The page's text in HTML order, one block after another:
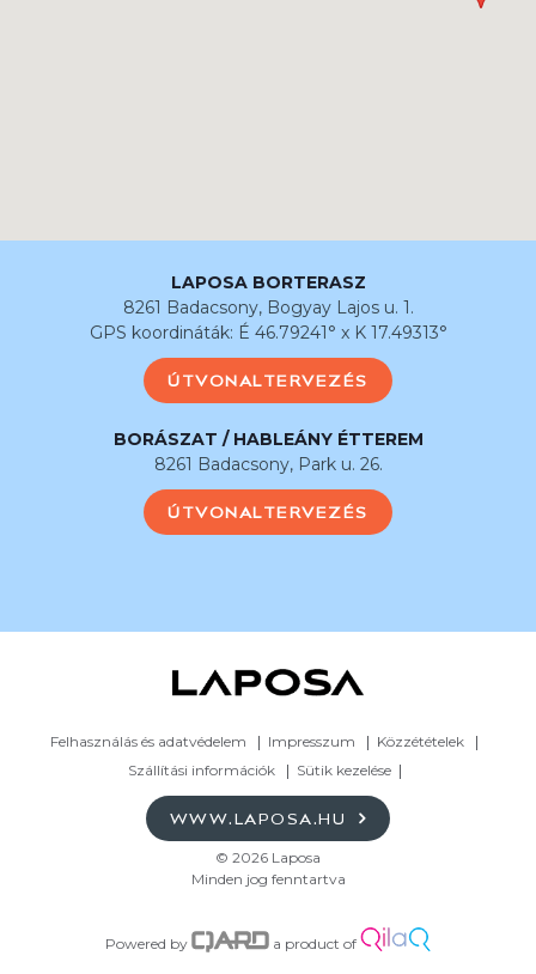
LAPOSA BORTERASZ
8261 Badacsony, Bogyay Lajos u. 1.
GPS koordináták: É 46.79241° x K 17.49313°
ÚTVONALTERVEZÉS
BORÁSZAT / HABLEÁNY ÉTTEREM
8261 Badacsony, Park u. 26.
ÚTVONALTERVEZÉS
Felhasználás és adatvédelem Impresszum
Közzétételek
Szállítási információk
Sütik kezelése
WWW.LAPOSA.HU
© 2026 Laposa
Minden jog fenntartva
Powered by a product of